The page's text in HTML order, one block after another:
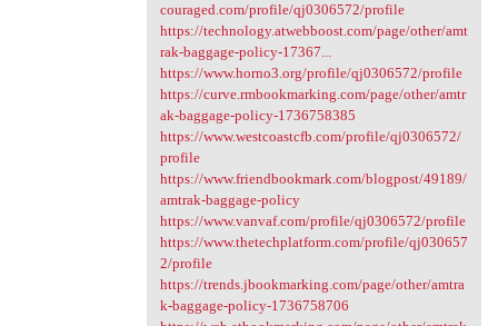
couraged.com/profile/qj0306572/profile
https://technology.atwebboost.com/page/other/amt
rak-baggage-policy-17367...
https://www.horno3.org/profile/qj0306572/profile
https://curve.rmbookmarking.com/page/other/amtr
ak-baggage-policy-1736758385
https://www.westcoastcfb.com/profile/qj0306572/
profile
https://www.friendbookmark.com/blogpost/49189/
amtrak-baggage-policy
https://www.vanvaf.com/profile/qj0306572/profile
https://www.thetechplatform.com/profile/qj030657
2/profile
https://trends.jbookmarking.com/page/other/amtra
k-baggage-policy-1736758706